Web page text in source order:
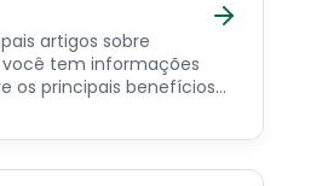
artigos sobre
os principais benefícios
de programas